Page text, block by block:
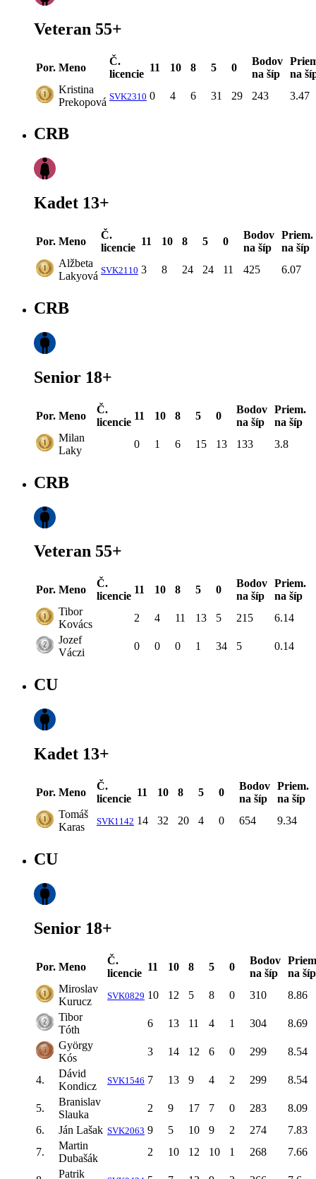
Veteran 55+
Por. Meno
Č.
licencie
11 10 8 5 0
Bodov
na šíp
na
Kristina
Prekopová SVK2310 0 4 6 31 29 243 3.47
CRB
Kadet 13+
Por. Meno
Č.
licencie
11 10 8 5 0
Bodov
na šíp
Priem.
na šíp
Alžbeta
Lakyová SVK2110 3 8 24 24 11 425 6.07
CRB
Senior 18+
Por. Meno
Č.
licencie
11 10 8 5 0
Bodov
na šíp
Priem.
na šíp
Milan
Laky
0 1 6 15 13 133 3.8
CRB
Veteran 55+
Por. Meno
Č.
licencie
11 10 8 5 0
Bodov
na šíp
Priem.
na šíp
Tibor
Kovács
2 4 11 13 5 215
6.14
Jozef
Váczi
0 0 0 1 34 5 0.14
CU
Kadet 13+
Por. Meno
Č.
licencie
11 10 8 5 0
Bodov
na šíp
Priem.
na šíp
Tomáš
Karas
SVK1142 14 32 20 4 0 654 9.34
CU
Senior 18+
Por. Meno
Č.
licencie
11 10 8 5 0
Bodov
na šíp
na šíp
Miroslav
Kurucz
SVK0829 10 12 5 8 0 310
8.86
Tibor
Tóth
6 13 11 4 1 304
8.69
György
Kós
3 14 12 6 0 299 8.54
4.
Dávid
Kondicz
SVK1546 7 13 9 4 2 299 8.54
5.
Branislav
Slauka
2 9 17 7 0 283
8.09
6.
Ján Lašak SVK2063 9 5 10 9 2 274
7.83
7.
Martin
Dubašák
2 10 12 10 1 268 7.66
Patrik